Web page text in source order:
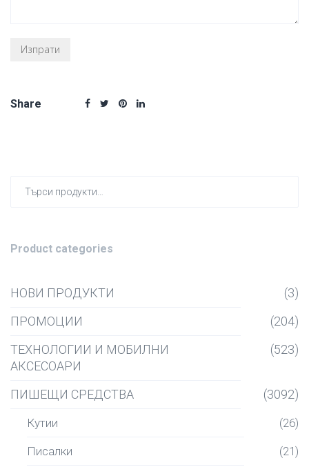
Share
Product categories
НОВИ ПРОДУКТИ
(3)
ПРОМОЦИИ
(204)
ТЕХНОЛОГИИ И МОБИЛНИ
АКСЕСОАРИ
(523)
ПИШЕЩИ СРЕДСТВА (3092)
Кутии (26)
Писалки (21)